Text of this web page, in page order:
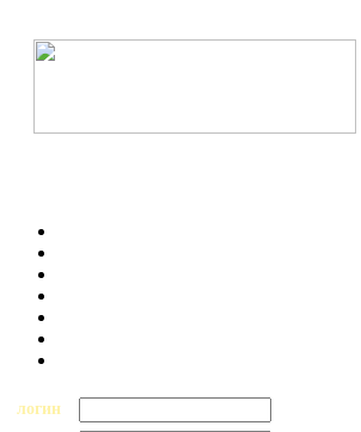
логин